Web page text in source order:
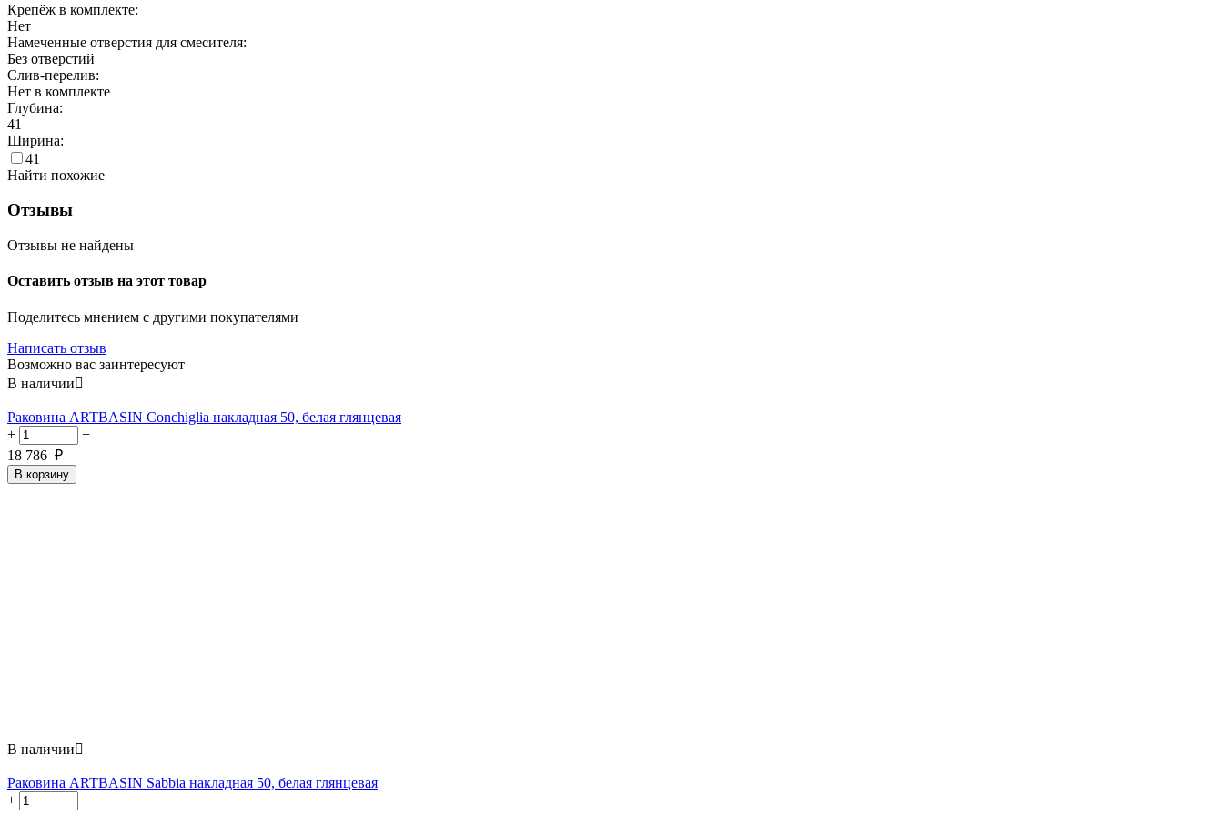
Крепёж в комплекте:
Нет
Намеченные отверстия для смесителя:
Без отверстий
Слив-перелив:
Нет в комплекте
Глубина:
41
Ширина:
41
Найти похожие
Отзывы
Отзывы не найдены
Оставить отзыв на этот товар
Поделитесь мнением с другими покупателями
Написать отзыв
Возможно вас заинтересуют
В наличии
Раковина ARTBASIN Conchiglia накладная 50, белая глянцевая
+
−
18 786 ₽
В корзину
В наличии
Раковина ARTBASIN Sabbia накладная 50, белая глянцевая
+
−